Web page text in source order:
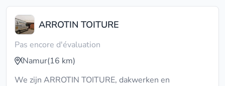
ARROTIN TOITURE
Pas encore d'évaluation
Namur(16 km)
We zijn ARROTIN TOITURE, dakwerken en